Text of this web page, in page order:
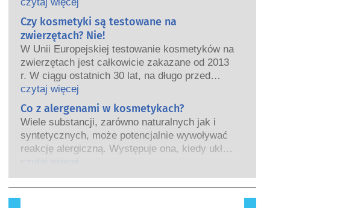
niektóre właściwości naszych hormonów.
Tylko dlatego, że coś może naśladować
hormon, nie oznacza to, że zakłóci prawidłowe
funkcjonowanie układu hormonalnego.
Wiele substancji, w tym te naturalne, naśladuje
hormony. Bardzo niewiele substancji jednak, a
są to głównie leki o silnym działaniu, ma
potwierdzone działanie powodujące zaburzenia
układu hormonalnego.
Rygorystyczne oceny bezpieczeństwa
produktów przeprowadzane przez
wykwalifikowanych ekspertów naukowych, do
zobowiązane, obejmują wszystkie potencjalne
zagrożenia, w tym potencjalne zaburzenia
Czy kosmetyki są testowane na
zwierzętach? Nie!
W Unii Europejskiej testowanie kosmetyków na
zwierzętach jest całkowicie zakazane od 2013
r. W ciągu ostatnich 30 lat, na długo przed
wprowadzeniem zakazu, przemysł
kosmetyczny inwestował w badania i rozwój,
tak aby stworzyć pionierskie alternatywy dla
testowania na zwierzętach w celu oceny
bezpieczeństwa składników i produktów
kosmetycznych.
czytaj więcej
Co z alergenami w kosmetykach?
Wiele substancji, zarówno naturalnych jak i
syntetycznych, może potencjalnie wywoływać
reakcję alergiczną. Występuje ona, kiedy układ
odpornościowy danej osoby zareaguje na
nieszkodliwe. Substancja, która powoduje
reakcję alergiczną nazywana jest alergenem.
czytaj więcej